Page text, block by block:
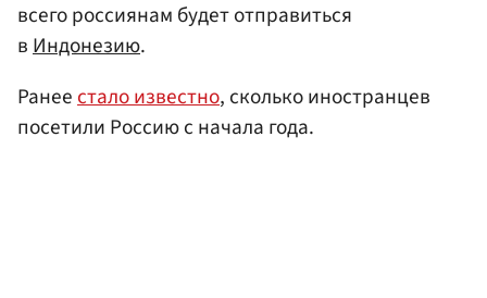
всего россиянам будет отправиться
вИндонезию.
Ранеестало известно, сколько иностранцев
посетили Россию с начала года.